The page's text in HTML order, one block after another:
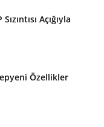
Açığıyla
Özellikler